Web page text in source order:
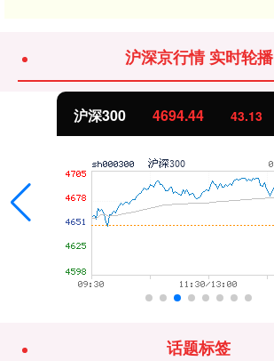
沪深京行情 实时轮播
43.13 0.93%
话题标签